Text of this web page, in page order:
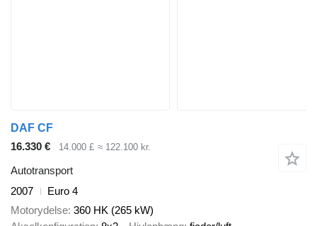
DAF CF
16.330 €
14.000 £ ≈ 122.100 kr.
Autotransport
2007
Euro 4
Motorydelse 360 HK (265 kW)